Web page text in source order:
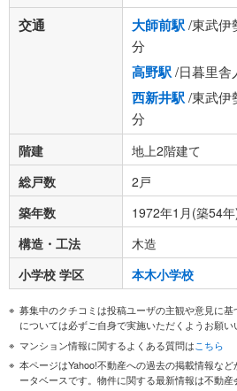
交通 大師前駅/東武
分
高野駅/日暮里
西新井駅/東武
分
階建
地上2階建て
総戸数
2戸
築年数
1972年1月(築54
構造・工法
木造
小学校 学区
本木小学校
募集中のクチコミは投稿ユーザの主観や意見に
については必ずご自身で実施いただくようお願い
マンション情報に関するよくある質問はこちら
本ページはYahoo!不動産への過去の掲載情報な
ータベースです。物件に関する最新情報は不動産